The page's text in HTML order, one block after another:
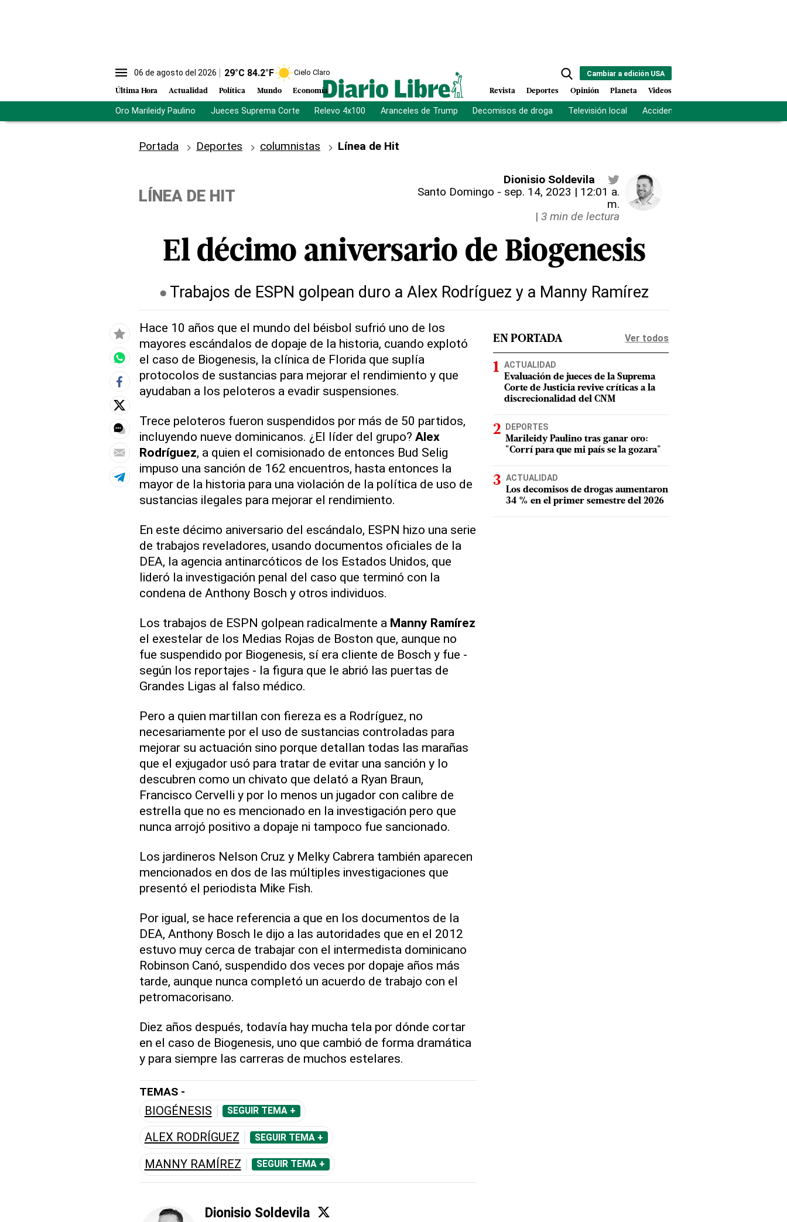
06 de agosto del 2026 29°C 84.2°F Cielo Claro
Última Hora Actualidad Política Mundo Economía
Cambiar a edición USA
Revista Deportes Opinión Planeta Videos
Oro Marileidy Paulino Jueces Suprema Corte Relevo 4x100 Aranceles de Trump Decomisos de droga Televisión local Accidente Los Ríos
Portada Deportes columnistas Línea de Hit
LÍNEA DE HIT
Dionisio Soldevila
Santo Domingo - sep. 14, 2023 | 12:01 a.
m.
| 3 min de lectura
El décimo aniversario de Biogenesis
Trabajos de ESPN golpean duro a Alex Rodríguez y a Manny Ramírez
Hace 10 años que el mundo del béisbol sufrió uno de los
mayores escándalos de dopaje de la historia, cuando explotó
el caso de Biogenesis, la clínica de Florida que suplía
protocolos de sustancias para mejorar el rendimiento y que
ayudaban a los peloteros a evadir suspensiones.
Trece peloteros fueron suspendidos por más de 50 partidos,
incluyendo nueve dominicanos. ¿El líder del grupo? Alex
Rodríguez, a quien el comisionado de entonces Bud Selig
impuso una sanción de 162 encuentros, hasta entonces la
mayor de la historia para una violación de la política de uso de
sustancias ilegales para mejorar el rendimiento.
En este décimo aniversario del escándalo, ESPN hizo una serie
de trabajos reveladores, usando documentos oficiales de la
DEA, la agencia antinarcóticos de los Estados Unidos, que
lideró la investigación penal del caso que terminó con la
condena de Anthony Bosch y otros individuos.
Los trabajos de ESPN golpean radicalmente a Manny Ramírez
el exestelar de los Medias Rojas de Boston que, aunque no
fue suspendido por Biogenesis, sí era cliente de Bosch y fue -
según los reportajes - la figura que le abrió las puertas de
Grandes Ligas al falso médico.
Pero a quien martillan con fiereza es a Rodríguez, no
necesariamente por el uso de sustancias controladas para
mejorar su actuación sino porque detallan todas las marañas
que el exjugador usó para tratar de evitar una sanción y lo
descubren como un chivato que delató a Ryan Braun,
Francisco Cervelli y por lo menos un jugador con calibre de
estrella que no es mencionado en la investigación pero que
nunca arrojó positivo a dopaje ni tampoco fue sancionado.
Los jardineros Nelson Cruz y Melky Cabrera también aparecen
mencionados en dos de las múltiples investigaciones que
presentó el periodista Mike Fish.
Por igual, se hace referencia a que en los documentos de la
DEA, Anthony Bosch le dijo a las autoridades que en el 2012
estuvo muy cerca de trabajar con el intermedista dominicano
Robinson Canó, suspendido dos veces por dopaje años más
tarde, aunque nunca completó un acuerdo de trabajo con el
petromacorisano.
Diez años después, todavía hay mucha tela por dónde cortar
en el caso de Biogenesis, uno que cambió de forma dramática
y para siempre las carreras de muchos estelares.
TEMAS -
BIOGÉNESIS SEGUIR TEMA +
ALEX RODRÍGUEZ SEGUIR TEMA +
MANNY RAMÍREZ SEGUIR TEMA +
Dionisio Soldevila
EN PORTADA Ver todos
ACTUALIDAD
Evaluación de jueces de la Suprema
Corte de Justicia revive críticas a la
discrecionalidad del CNM
DEPORTES
Marileidy Paulino tras ganar oro:
"Corrí para que mi país se la gozara"
ACTUALIDAD
Los decomisos de drogas aumentaron
34 % en el primer semestre del 2026